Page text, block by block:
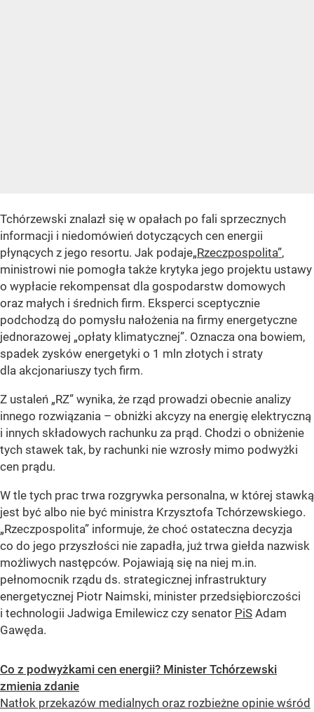
Tchórzewski znalazł się w opałach po fali sprzecznych
informacji i niedomówień dotyczących cen energii
płynących z jego resortu. Jak podaje„Rzeczpospolita”,
ministrowi nie pomogła także krytyka jego projektu ustawy
o wypłacie rekompensat dla gospodarstw domowych
oraz małych i średnich firm. Eksperci sceptycznie
podchodzą do pomysłu nałożenia na firmy energetyczne
jednorazowej „opłaty klimatycznej”. Oznacza ona bowiem,
spadek zysków energetyki o 1 mln złotych i straty
dla akcjonariuszy tych firm.
Z ustaleń „RZ” wynika, że rząd prowadzi obecnie analizy
innego rozwiązania – obniżki akcyzy na energię elektryczną
i innych składowych rachunku za prąd. Chodzi o obniżenie
tych stawek tak, by rachunki nie wzrosły mimo podwyżki
cen prądu.
W tle tych prac trwa rozgrywka personalna, w której stawką
jest być albo nie być ministra Krzysztofa Tchórzewskiego.
„Rzeczpospolita” informuje, że choć ostateczna decyzja
co do jego przyszłości nie zapadła, już trwa giełda nazwisk
możliwych następców. Pojawiają się na niej m.in.
pełnomocnik rządu ds. strategicznej infrastruktury
energetycznej Piotr Naimski, minister przedsiębiorczości
i technologii Jadwiga Emilewicz czy senator PiS Adam
Gawęda.
Co z podwyżkami cen energii? Minister Tchórzewski
zmienia zdanie
Natłok przekazów medialnych oraz rozbieżne opinie wśród